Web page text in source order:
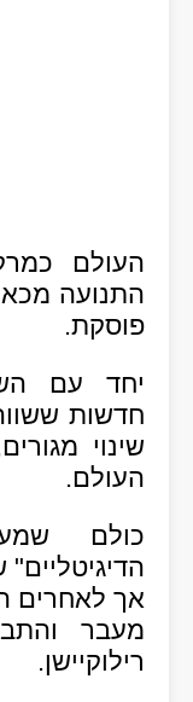
העולם
התנועה
פוסקת.
יחד עם
חדשות
שינוי
העולם.
כולם
אך לאחרים
מעבר
רילוקיישן.